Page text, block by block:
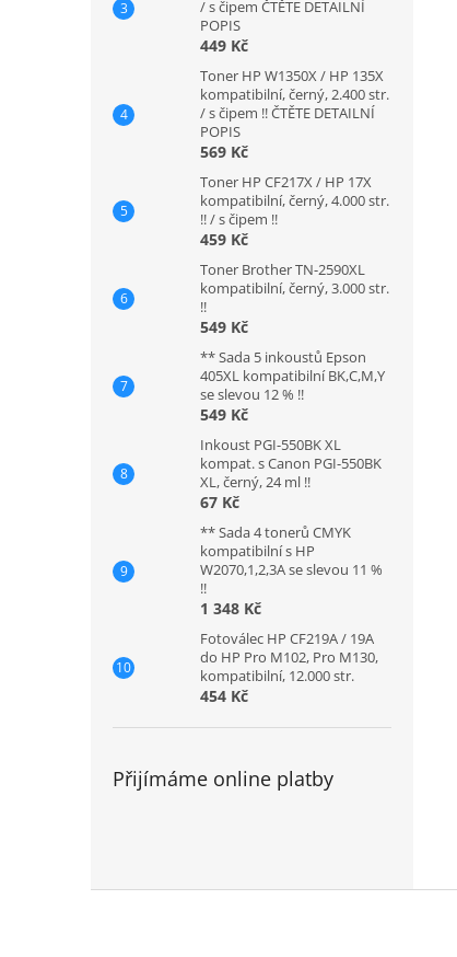
/ s čipem ČTĚTE DETAILNÍ
POPIS
449 Kč
Toner HP W1350X / HP 135X
kompatibilní, černý, 2.400 str.
/ s čipem !! ČTĚTE DETAILNÍ
POPIS
569 Kč
Toner HP CF217X / HP 17X
kompatibilní, černý, 4.000 str.
!! / s čipem !!
459 Kč
Toner Brother TN-2590XL
kompatibilní, černý, 3.000 str.
!!
549 Kč
** Sada 5 inkoustů Epson
405XL kompatibilní BK,C,M,Y
se slevou 12 % !!
549 Kč
Inkoust PGI-550BK XL
kompat. s Canon PGI-550BK
XL, černý, 24 ml !!
67 Kč
** Sada 4 tonerů CMYK
kompatibilní s HP
W2070,1,2,3A se slevou 11 %
!!
1 348 Kč
Fotoválec HP CF219A / 19A
do HP Pro M102, Pro M130,
kompatibilní, 12.000 str.
454 Kč
Přijímáme online platby